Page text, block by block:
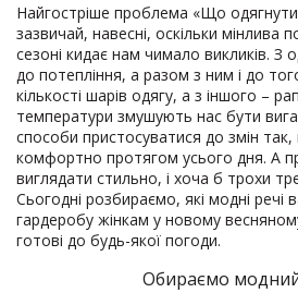
Найгостріше проблема «Що
зазвичай, навесні, оскільки мінлива
сезоні кидає нам чимало викликів. З
до потепління, а разом з ним і до
кількості шарів одягу, а з іншого –
температури змушують нас бути
способи пристосуватися до змін
комфортно протягом усього дня. А
виглядати стильно, і хоча б трохи
Сьогодні розбираємо, які модні речі
гардеробу жінкам у новому
готові до будь-якої погоди.
Обираємо